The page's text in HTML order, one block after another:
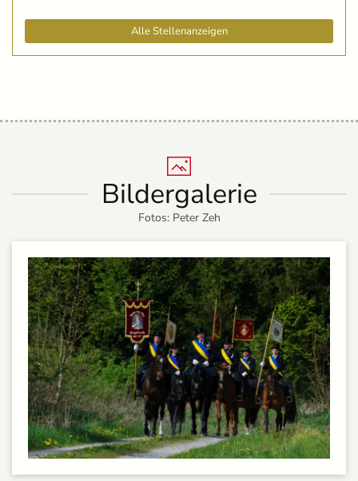
Alle Stellenanzeigen
Bildergalerie
Fotos: Peter Zeh